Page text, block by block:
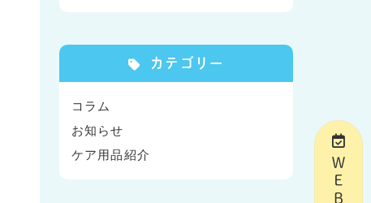
カテゴリー
コラム
お知らせ
ケア用品紹介